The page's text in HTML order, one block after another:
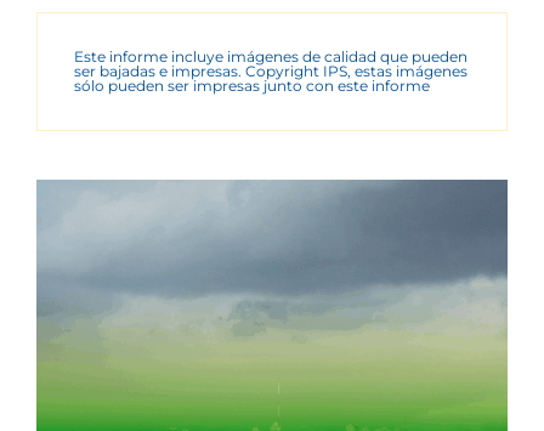
Este informe incluye imágenes de calidad que pueden
ser bajadas e impresas. Copyright IPS, estas imágenes
sólo pueden ser impresas junto con este informe